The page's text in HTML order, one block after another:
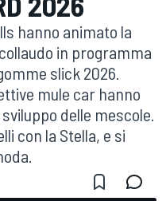
hanno animato la
in programma
slick 2026.
mule car hanno
delle mescole.
con la Stella, e si